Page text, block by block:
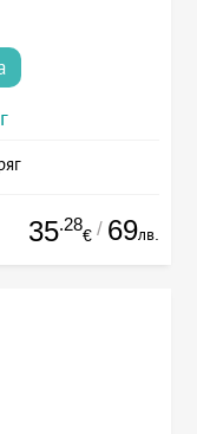
35.28
€ / 69лв.